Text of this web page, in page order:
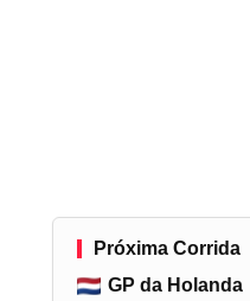
Próxima Corrida
GP da Holanda